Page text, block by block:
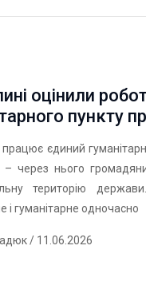
оцінили
пункту
працює єдиний
– через нього
територію
і гуманітарне одночасно
/ 11.06.2026